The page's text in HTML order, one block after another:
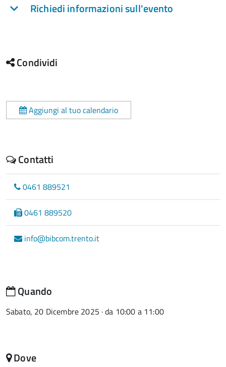
Richiedi informazioni sull'evento
Condividi
Aggiungi al tuo calendario
Contatti
0461 889521
0461 889520
info@bibcom.trento.it
Quando
Sabato, 20 Dicembre 2025 · da 10:00 a 11:00
Dove